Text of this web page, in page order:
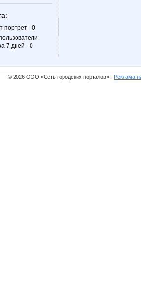
портрет - 0
7 дней - 0
© 2026 ООО «Сеть городских порталов» · Реклама